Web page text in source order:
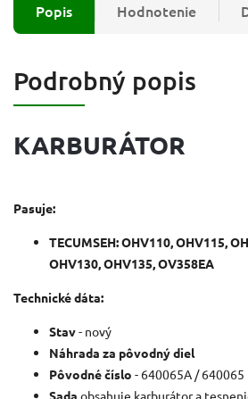
Popis Hodnotenie
Podrobný popis
KARBURÁTOR
Pasuje:
TECUMSEH: OHV110, OHV115,
OHV130, OHV135, OV358EA
Technické dáta:
Stav- nový
Náhrada za pôvodný diel
Pôvodné číslo - 640065A / 640065
Sada obsahuje karburátor a